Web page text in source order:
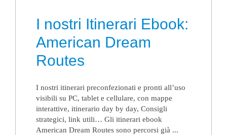
I nostri Itinerari Ebook:
American Dream
Routes
I nostri itinerari preconfezionati e pronti all’uso
visibili su PC, tablet e cellulare, con mappe
interattive, itinerario day by day, Consigli
strategici, link utili… Gli itinerari ebook
American Dream Routes sono percorsi già ...